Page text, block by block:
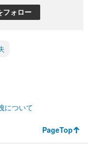
ォロー
について
PageTop